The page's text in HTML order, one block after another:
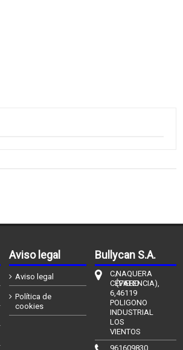
Aviso legal
Aviso legal
Política de
cookies
Bullycan S.A.
C/
CÉFIERO
6,
POLIGONO
INDUSTRIAL
LOS
VIENTOS
NAQUERA
(VALENCIA),
46119
961609830